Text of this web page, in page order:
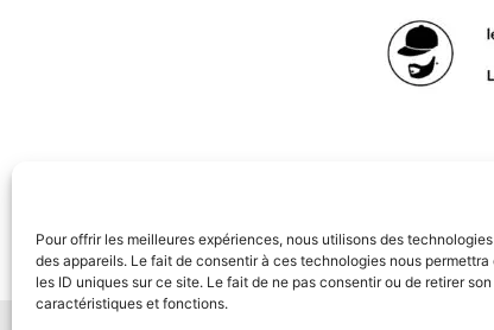
Pour offrir les meilleures expériences, nous utilisons des
des appareils. Le fait de consentir à ces technologies nous
les ID uniques sur ce site. Le fait de ne pas consentir ou de retirer
caractéristiques et fonctions.